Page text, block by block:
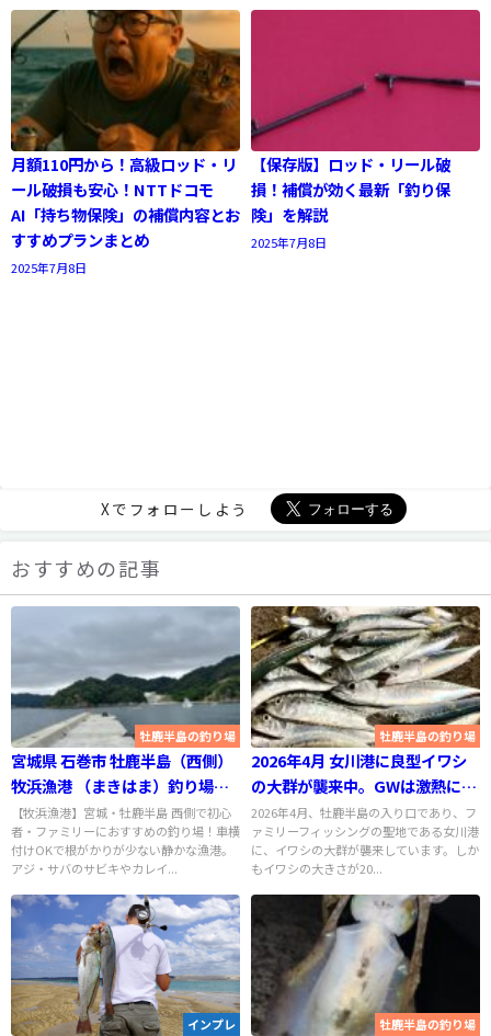
月額110円から！高級ロッド・リ
ール破損も安心！NTTドコモ
AI「持ち物保険」の補償内容とお
すすめプランまとめ
2025年7月8日
【保存版】ロッド・リール破
損！補償が効く最新「釣り保
険」を解説
2025年7月8日
Xでフォローしよう
おすすめの記事
牡鹿半島の釣り場
宮城県 石巻市 牡鹿半島（西側）
牧浜漁港 （まきはま）釣り場ス
ポット案内
【牧浜漁港】宮城・牡鹿半島 西側で初心
者・ファミリーにおすすめの釣り場！車横
付けOKで根がかりが少ない静かな漁港。
アジ・サバのサビキやカレイ...
牡鹿半島の釣り場
2026年4月 女川港に良型イワシ
の大群が襲来中。GWは激熱にな
りそう
2026年4月、牡鹿半島の入り口であり、フ
ァミリーフィッシングの聖地である女川港
に、イワシの大群が襲来しています。しか
もイワシの大きさが20...
インプレ 牡鹿半島の釣り場